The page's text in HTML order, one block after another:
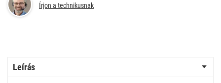
Írjon a technikusnak
Leírás